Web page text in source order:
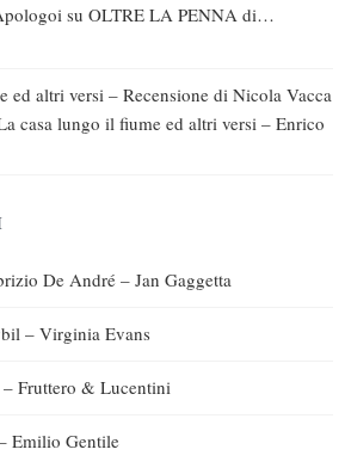
su OLTRE LA PENNA di…
ed altri versi – Recensione di Nicola Vacca
casa lungo il fiume ed altri versi – Enrico
De André – Jan Gaggetta
– Virginia Evans
Fruttero & Lucentini
Emilio Gentile